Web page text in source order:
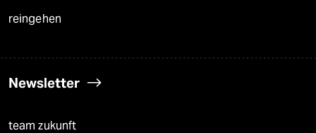
reingehen
Newsletter
team zukunft